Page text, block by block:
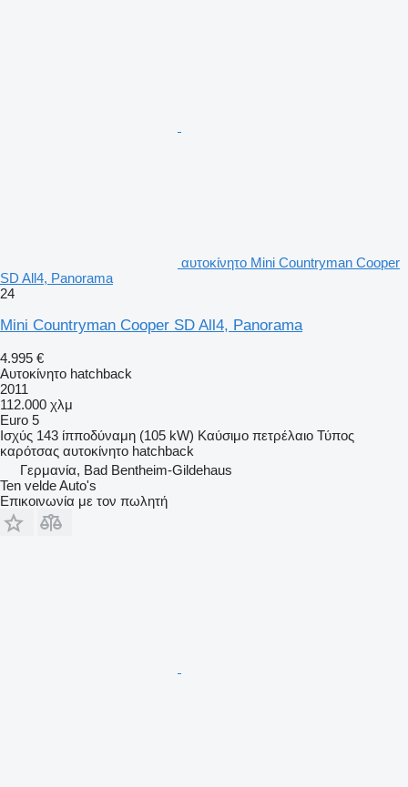
αυτοκίνητο Mini Countryman Cooper
SD All4, Panorama
24
Mini Countryman Cooper SD All4, Panorama
4.995 €
Αυτοκίνητο hatchback
2011
112.000 χλμ
Euro 5
Ισχύς 143 ίπποδύναμη (105 kW) Καύσιμο πετρέλαιο Τύπος
καρότσας αυτοκίνητο hatchback
Γερμανία, Bad Bentheim-Gildehaus
Ten velde Auto's
Επικοινωνία με τον πωλητή